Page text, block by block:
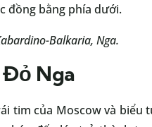
đồng bằng phía dưới.
Balkaria, Nga.
Nga
tim của Moscow và